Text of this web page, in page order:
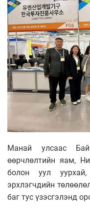
Манай улсаас
өөрчлөлтийн яам,
болон уул
эрхлэгчдийн
баг тус үзэсгэлэнд